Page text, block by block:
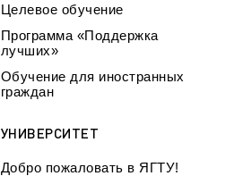
Целевое обучение
Программа «Поддержка
лучших»
Обучение для иностранных
граждан
УНИВЕРСИТЕТ
Добро пожаловать в ЯГТУ!